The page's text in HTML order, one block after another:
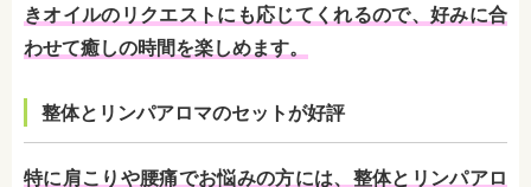
きオイルのリクエストにも応じてくれるので、好みに合
わせて癒しの時間を楽しめます。
整体とリンパアロマのセットが好評
特に肩こりや腰痛でお悩みの方には、整体とリンパアロ